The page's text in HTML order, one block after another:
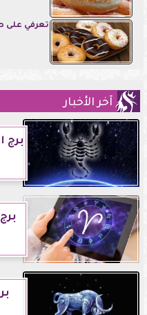
تعرفي على
آخر الأخبار